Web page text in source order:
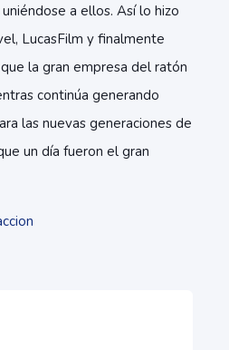
a ellos. Así lo hizo
LucasFilm y finalmente
la gran empresa del ratón
continúa generando
las nuevas generaciones de
un día fueron el gran